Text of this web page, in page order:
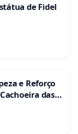
de Fidel
e Reforço
das